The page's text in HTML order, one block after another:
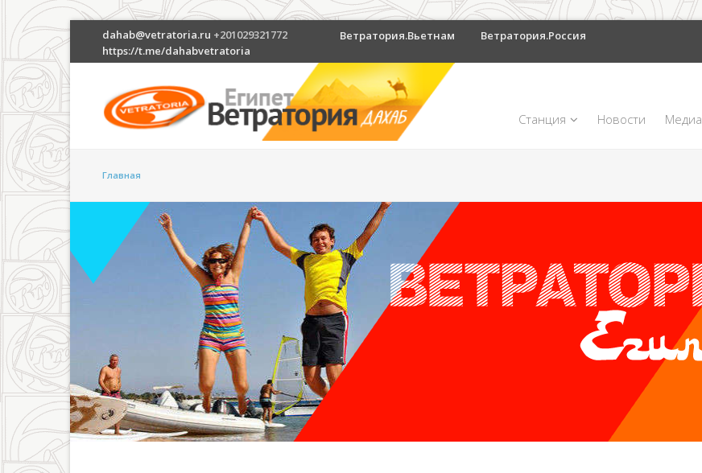
dahab@vetratoria.ru +201029321772
https://t.me/dahabvetratoria
Ветратория.Вьетнам Ветратория.Россия
Станция Новости Медиа
Главная